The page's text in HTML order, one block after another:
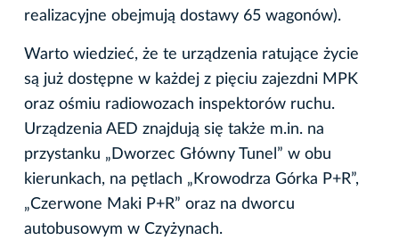
realizacyjne obejmują dostawy 65 wagonów).
Warto wiedzieć, że te urządzenia ratujące życie
są już dostępne w każdej z pięciu zajezdni MPK
oraz ośmiu radiowozach inspektorów ruchu.
Urządzenia AED znajdują się także m.in. na
przystanku „Dworzec Główny Tunel” w obu
kierunkach, na pętlach „Krowodrza Górka P+R”,
„Czerwone Maki P+R” oraz na dworcu
autobusowym w Czyżynach.